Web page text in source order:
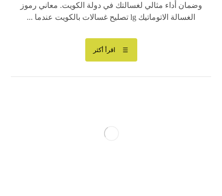
وضمان أداء مثالي لغسالتك في دولة الكويت. معاني رموز
الغسالة الاتوماتيك lg تصليح غسالات بالكويت عندما ...
اقرأ أكثر